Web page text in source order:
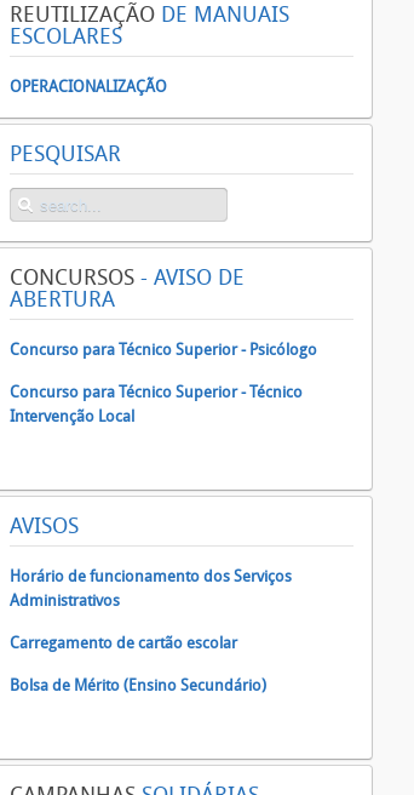
REUTILIZAÇÃO DE MANUAIS
ESCOLARES
OPERACIONALIZAÇÃO
PESQUISAR
CONCURSOS - AVISO DE
ABERTURA
Concurso para Técnico Superior - Psicólogo
Concurso para Técnico Superior - Técnico
Intervenção Local
AVISOS
Horário de funcionamento dos Serviços
Administrativos
Carregamento de cartão escolar
Bolsa de Mérito (Ensino Secundário)